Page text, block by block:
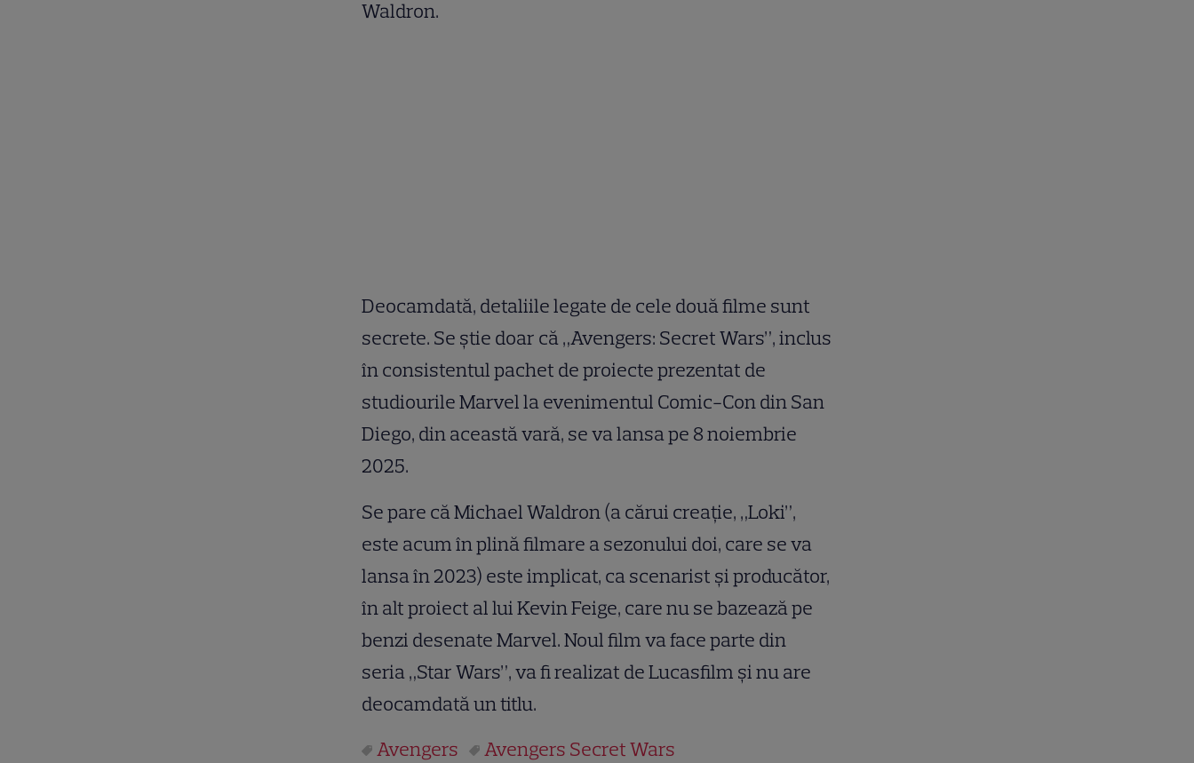
Waldron.
Deocamdată, detaliile legate de cele două filme sunt
secrete. Se știe doar că „Avengers: Secret Wars”, inclus
în consistentul pachet de proiecte prezentat de
studiourile Marvel la evenimentul Comic-Con din San
Diego, din această vară, se va lansa pe 8 noiembrie
2025.
Se pare că Michael Waldron (a cărui creație, „Loki”,
este acum în plină filmare a sezonului doi, care se va
lansa în 2023) este implicat, ca scenarist și producător,
în alt proiect al lui Kevin Feige, care nu se bazează pe
benzi desenate Marvel. Noul film va face parte din
seria „Star Wars”, va fi realizat de Lucasfilm și nu are
deocamdată un titlu.
Avengers
Avengers Secret Wars